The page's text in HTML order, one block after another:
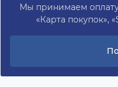
Мы принимаем оплату
«Карта покупок»,